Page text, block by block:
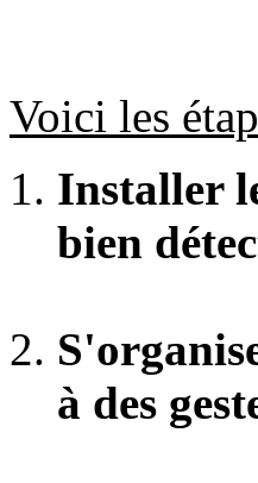
Voici les
Installer
bien
à des